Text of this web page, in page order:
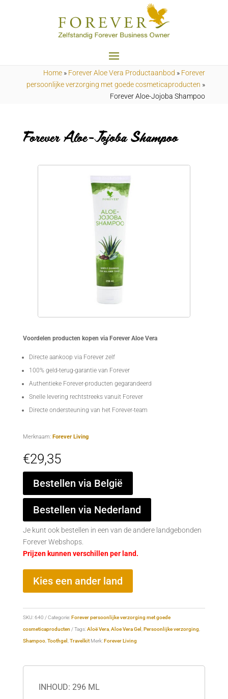
Home » Forever Aloe Vera Productaanbod » Forever
persoonlijke verzorging met goede cosmeticaproducten »
Forever Aloe-Jojoba Shampoo
Forever Aloe-Jojoba Shampoo
Voordelen producten kopen via Forever Aloe Vera
Directe aankoop via Forever zelf
100% geld-terug-garantie van Forever
Authentieke Forever-producten gegarandeerd
Snelle levering rechtstreeks vanuit Forever
Directe ondersteuning van het Forever-team
Merknaam: Forever Living
€29,35
Bestellen via België
Bestellen via Nederland
Je kunt ook bestellen in een van de andere landgebonden
Forever Webshops.
Prijzen kunnen verschillen per land.
Kies een ander land
SKU:640 Categorie:Forever persoonlijke verzorging met goede
cosmeticaproducten Tags:Aloë Vera, Aloe Vera Gel Persoonlijke verzorging
Shampoo, Toothgel Travelkit Merk:Forever Living
INHOUD: 296 ML